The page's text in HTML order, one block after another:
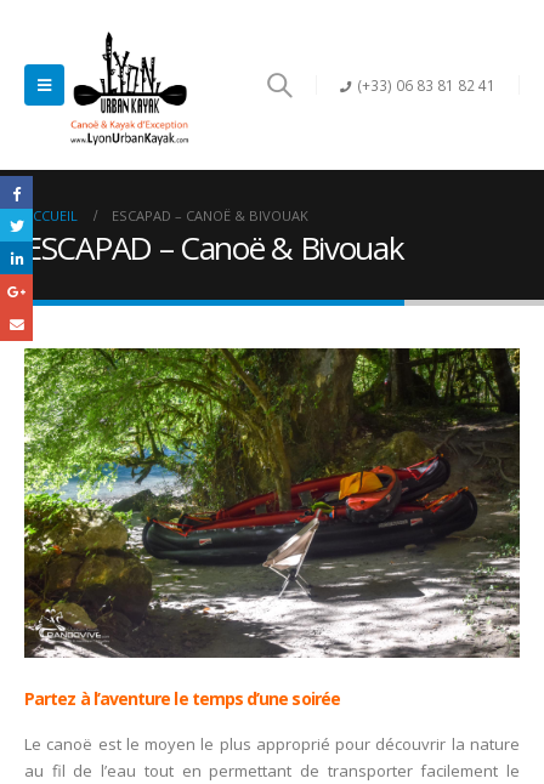
(+33) 06 83 81 82 41
ACCUEIL ESCAPAD – CANOË & BIVOUAK
ESCAPAD – Canoë & Bivouak
Partez à l’aventure le temps d’une soirée
Le canoë est le moyen le plus approprié pour découvrir la nature
au fil de l’eau tout en permettant de transporter facilement le